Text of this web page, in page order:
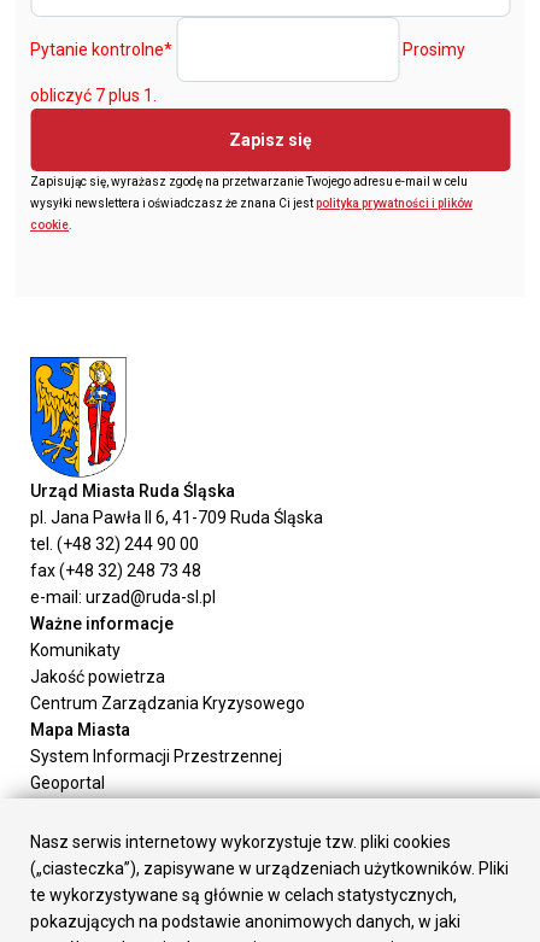
Pytanie kontrolne* Prosimy
obliczyć 7 plus 1.
Zapisz się
Zapisując się, wyrażasz zgodę na przetwarzanie Twojego adresu e-mail w celu
wysyłki newslettera i oświadczasz że znana Ci jestpolityka prywatności i plików
cookie.
Urząd Miasta Ruda Śląska
pl. Jana Pawła II 6, 41-709 Ruda Śląska
tel. (+48 32) 244 90 00
fax (+48 32) 248 73 48
e-mail: urzad@ruda-sl.pl
Ważne informacje
Komunikaty
Jakość powietrza
Centrum Zarządzania Kryzysowego
Mapa Miasta
System Informacji Przestrzennej
Geoportal
Załatw sprawę
Prezydent Miasta
Rada Miasta
Wydziały
Nasz serwis internetowy wykorzystuje tzw. pliki cookies
(„ciasteczka”), zapisywane w urządzeniach użytkowników. Pliki
te wykorzystywane są głównie w celach statystycznych,
pokazujących na podstawie anonimowych danych, w jaki